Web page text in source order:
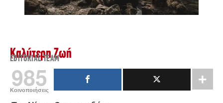
Καλύτερη Ζωή
EDITORIAL TEAM
985
Κοινοποιήσεις